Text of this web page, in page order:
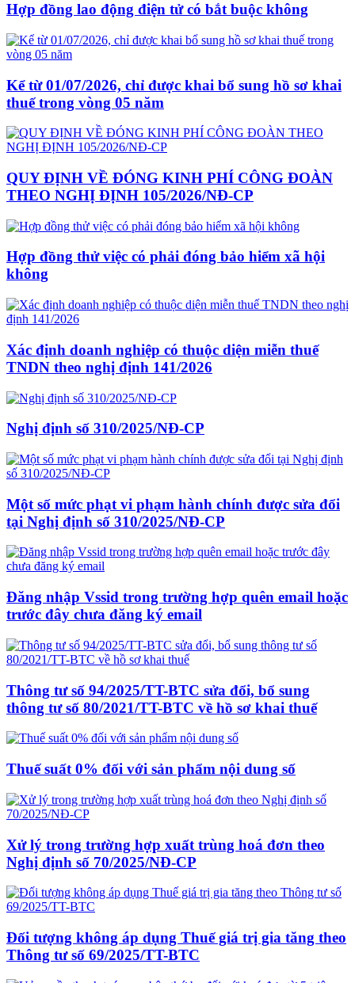
Hợp đồng lao động điện tử có bắt buộc không
Kể từ 01/07/2026, chỉ được khai bổ sung hồ sơ khai
thuế trong vòng 05 năm
QUY ĐỊNH VỀ ĐÓNG KINH PHÍ CÔNG ĐOÀN
THEO NGHỊ ĐỊNH 105/2026/NĐ-CP
Hợp đồng thử việc có phải đóng bảo hiểm xã hội
không
Xác định doanh nghiệp có thuộc diện miễn thuế
TNDN theo nghị định 141/2026
Nghị định số 310/2025/NĐ-CP
Một số mức phạt vi phạm hành chính được sửa đổi
tại Nghị định số 310/2025/NĐ-CP
Đăng nhập Vssid trong trường hợp quên email hoặc
trước đây chưa đăng ký email
Thông tư số 94/2025/TT-BTC sửa đổi, bổ sung
thông tư số 80/2021/TT-BTC về hồ sơ khai thuế
Thuế suất 0% đối với sản phẩm nội dung số
Xử lý trong trường hợp xuất trùng hoá đơn theo
Nghị định số 70/2025/NĐ-CP
Đối tượng không áp dụng Thuế giá trị gia tăng theo
Thông tư số 69/2025/TT-BTC